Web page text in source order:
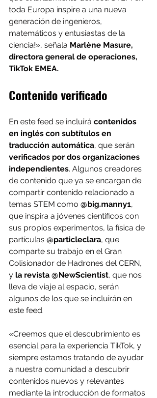
toda Europa inspire a una nueva
generación de ingenieros,
matemáticos y entusiastas de la
ciencia!», señala Marlène Masure,
directora general de operaciones,
TikTok EMEA.
Contenido verificado
En este feed se incluirá contenidos
en inglés con subtítulos en
traducción automática, que serán
verificados por dos organizaciones
independientes. Algunos creadores
de contenido que ya se encargan de
compartir contenido relacionado a
temas STEM como @big.manny1,
que inspira a jóvenes científicos con
sus propios experimentos, la física de
partículas @particleclara, que
comparte su trabajo en el Gran
Colisionador de Hadrones del CERN,
y la revista @NewScientist, que nos
lleva de viaje al espacio, serán
algunos de los que se incluirán en
este feed.
«Creemos que el descubrimiento es
esencial para la experiencia TikTok, y
siempre estamos tratando de ayudar
a nuestra comunidad a descubrir
contenidos nuevos y relevantes
mediante la introducción de formatos